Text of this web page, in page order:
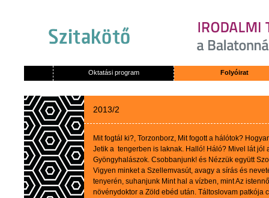
Oktatási program Folyóirat
2013/2
Mit fogtál ki?, Torzonborz, Mit fogotta hálótok?
Jetik a tengerben is laknak. Halló! Háló? Mivel lát jól
Gyöngyhalászok. Csobbanjunk! és Nézzük együtt
Vigyen minketa Szellemvasút, avagy a sírás és
tenyerén, suhanjunk Mint hal a vízben, mintAz istennő
növénydoktor a Zöld ebéd után. Táltoslovam patkója